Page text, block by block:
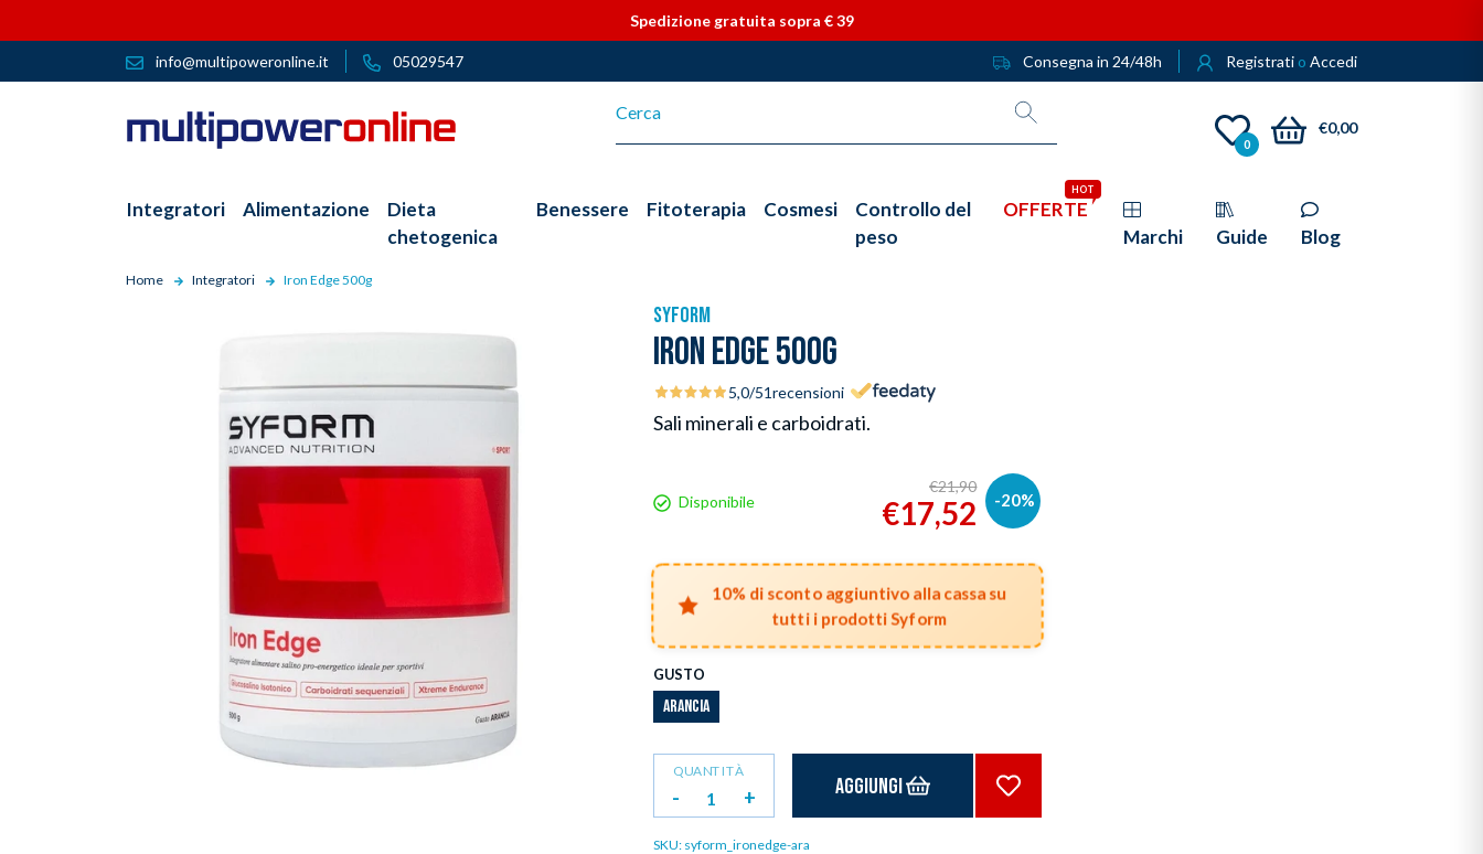
Spedizione gratuita sopra € 39
info@multipoweronline.it 05029547 Consegna in 24/48h Registrati o Accedi
0
€0,00
Integratori Alimentazione
Dieta
chetogenica
Benessere Fitoterapia Cosmesi
Controllo del
peso
OFFERTE
HOT
Marchi Guide Blog
Home Integratori Iron Edge 500g
SYFORM
IRON EDGE 500G
5,0/51recensioni
Sali minerali e carboidrati.
Disponibile -20%
€21,90
€17,52
10% di sconto aggiuntivo alla cassa su
tutti i prodotti Syform
GUSTO
ARANCIA
QUANTITÀ
- + Aggiungi
SKU: syform_ironedge-ara